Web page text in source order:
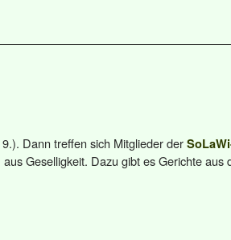
Dann treffen sich Mitglieder der
Geselligkeit. Dazu gibt es Gerichte aus